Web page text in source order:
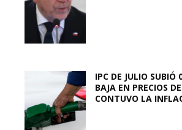
IPC DE JULIO SUBIÓ
BAJA EN PRECIOS
CONTUVO LA